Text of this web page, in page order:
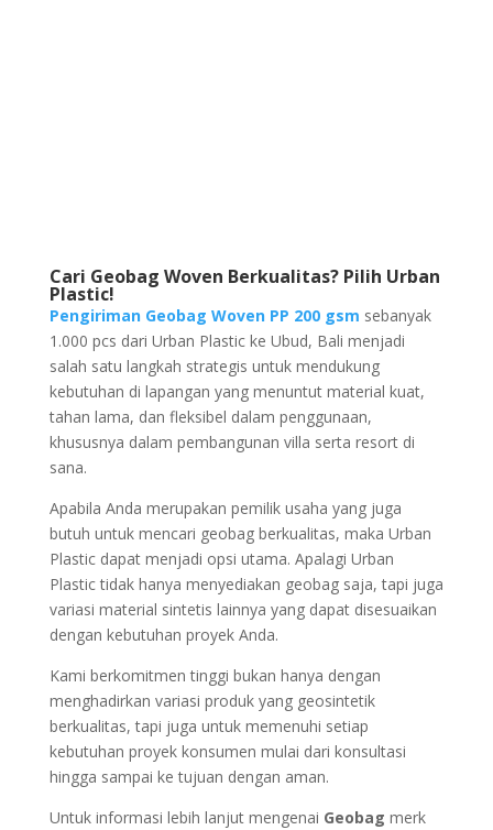
Cari Geobag Woven Berkualitas? Pilih Urban
Plastic!
Pengiriman Geobag Woven PP 200 gsm sebanyak
1.000 pcs dari Urban Plastic ke Ubud, Bali menjadi
salah satu langkah strategis untuk mendukung
kebutuhan di lapangan yang menuntut material kuat,
tahan lama, dan fleksibel dalam penggunaan,
khususnya dalam pembangunan villa serta resort di
sana.
Apabila Anda merupakan pemilik usaha yang juga
butuh untuk mencari geobag berkualitas, maka Urban
Plastic dapat menjadi opsi utama. Apalagi Urban
Plastic tidak hanya menyediakan geobag saja, tapi juga
variasi material sintetis lainnya yang dapat disesuaikan
dengan kebutuhan proyek Anda.
Kami berkomitmen tinggi bukan hanya dengan
menghadirkan variasi produk yang geosintetik
berkualitas, tapi juga untuk memenuhi setiap
kebutuhan proyek konsumen mulai dari konsultasi
hingga sampai ke tujuan dengan aman.
Untuk informasi lebih lanjut mengenai Geobag merk